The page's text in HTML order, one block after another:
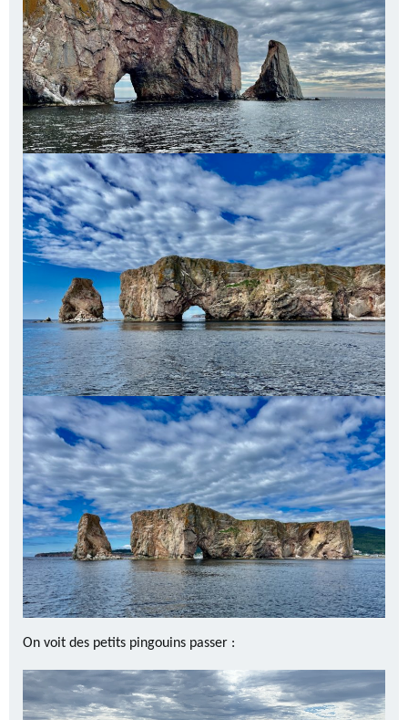
On voit des petits pingouins passer :